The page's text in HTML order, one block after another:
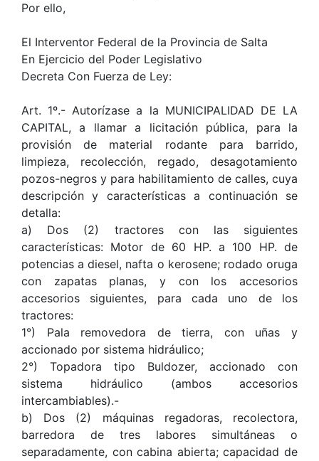
Por ello,
El Interventor Federal de la Provincia de Salta
En Ejercicio del Poder Legislativo
Decreta Con Fuerza de Ley:
Art. 1º.- Autorízase a la MUNICIPALIDAD DE LA
CAPITAL, a llamar a licitación pública, para la
provisión de material rodante para barrido,
limpieza, recolección, regado, desagotamiento
pozos-negros y para habilitamiento de calles, cuya
descripción y características a continuación se
detalla:
a) Dos (2) tractores con las siguientes
características: Motor de 60 HP. a 100 HP. de
potencias a diesel, nafta o kerosene; rodado oruga
con zapatas planas, y con los accesorios
accesorios siguientes, para cada uno de los
tractores:
1°) Pala removedora de tierra, con uñas y
accionado por sistema hidráulico;
2°) Topadora tipo Buldozer, accionado con
sistema hidráulico (ambos accesorios
intercambiables).-
b) Dos (2) máquinas regadoras, recolectora,
barredora de tres labores simultáneas o
separadamente, con cabina abierta; capacidad de